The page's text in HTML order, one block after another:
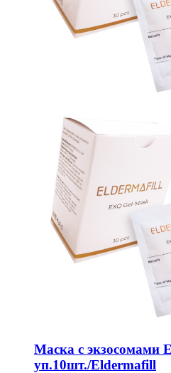
Маска с экзосомами
уп.10шт./Eldermafill